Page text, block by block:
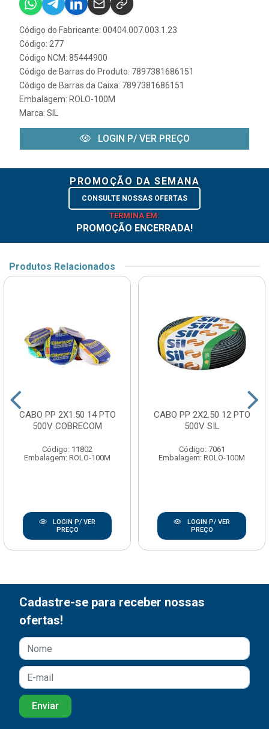
Código do Fabricante: 00404.007.003.1.23
Código: 277
Código NCM: 85444900
Código de Barras do Produto: 7897381686151
Código de Barras da Caixa: 7897381686151
Embalagem: ROLO-100M
Marca: SIL
LOGIN P/ VER PREÇO
PROMOÇÃO DA SEMANA
CONSULTE NOSSAS OFERTAS
TERMINA EM:
PROMOÇÃO ENCERRADA!
Produtos Relacionados
CABO PP 2X1.50 14 PTO
500V COBRECOM
Código: 11802
Embalagem: ROLO-100M
LOGIN P/ VER
PREÇO
CABO PP 2X2.50 12 PTO
500V SIL
Código: 7061
Embalagem: ROLO-100M
LOGIN P/ VER
PREÇO
Cadastre-se para receber nossas
ofertas!